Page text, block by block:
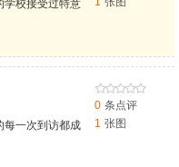
学校接受过特意
每一次到访都成
0 条点评
1 张图